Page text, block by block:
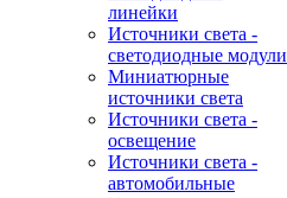
линейки
Источники света -
светодиодные модули
Миниатюрные
источники света
Источники света -
освещение
Источники света -
автомобильные